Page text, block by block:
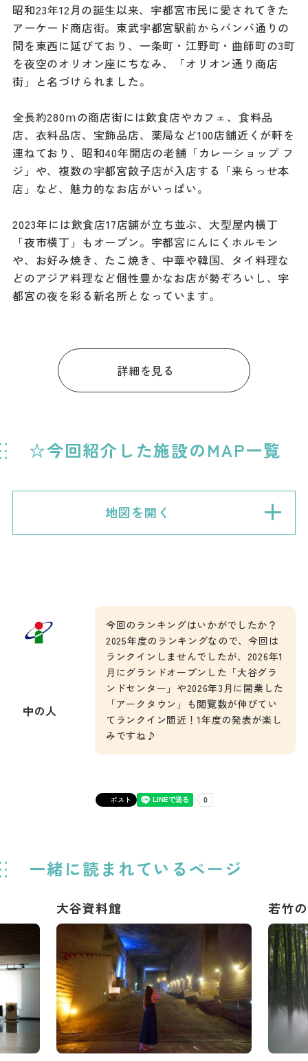
昭和23年12月の誕生以来、宇都宮市民に愛されてきた
アーケード商店街。東武宇都宮駅前からバンバ通りの
間を東西に延びており、一条町・江野町・曲師町の3町
を夜空のオリオン座にちなみ、「オリオン通り商店
街」と名づけられました。
全長約280ⅿの商店街には飲食店やカフェ、食料品
店、衣料品店、宝飾品店、薬局など100店舗近くが軒を
連ねており、昭和40年開店の老舗「カレーショップ フ
ジ」や、複数の宇都宮餃子店が入店する「来らっせ本
店」など、魅力的なお店がいっぱい。
2023年には飲食店17店舗が立ち並ぶ、大型屋内横丁
「夜市横丁」もオープン。宇都宮にんにくホルモン
や、お好み焼き、たこ焼き、中華や韓国、タイ料理な
どのアジア料理など個性豊かなお店が勢ぞろいし、宇
都宮の夜を彩る新名所となっています。
詳細を見る
☆今回紹介した施設のMAP一覧
地図を開く
中の人
今回のランキングはいかがでしたか？
2025年度のランキングなので、今回は
ランクインしませんでしたが、2026年1
月にグランドオープンした「大谷グラ
ンドセンター」や2026年3月に開業した
「アークタウン」も閲覧数が伸びてい
てランクイン間近！1年度の発表が楽し
みですね♪
ポスト
一緒に読まれているページ
大谷資料館 若竹